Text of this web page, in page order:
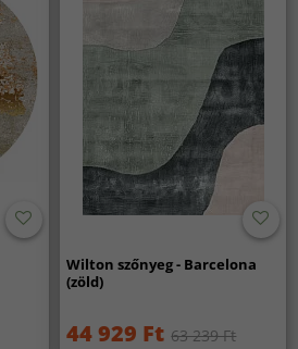
Wilton szőnyeg - Barcelona
(zöld)
44 929 Ft 63 239 Ft